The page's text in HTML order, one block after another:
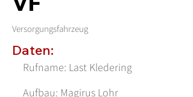
Versorgungsfahrzeug
Daten:
Rufname: Last Kledering
Aufbau: Magirus Lohr